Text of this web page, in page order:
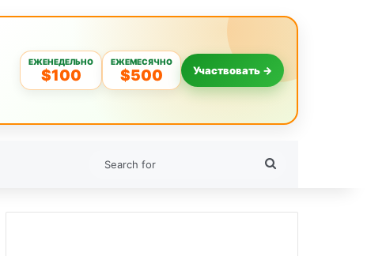
ЕЖЕНЕДЕЛЬНО
$100
ЕЖЕМЕСЯЧНО
$500 Участвовать →